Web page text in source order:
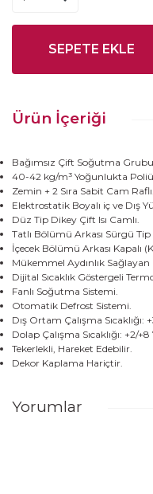
SEPETE EKLE
Ürün İçeriği
Bağımsız Çift Soğutma Grubu
40-42 kg/m³ Yoğunlukta
Zemin + 2 Sıra Sabit Cam Raflı.
Elektrostatik Boyalı iç ve Dış
Düz Tip Dikey Çift Isı Camlı.
Tatlı Bölümü Arkası Sürgü
İçecek Bölümü Arkası Kapalı
Mükemmel Aydınlık
Dijital Sıcaklık Göstergeli
Fanlı Soğutma Sistemi.
Otomatik Defrost Sistemi.
Dış Ortam Çalışma Sıcaklığı:
Dolap Çalışma Sıcaklığı: +2/+8
Tekerlekli, Hareket Edebilir.
Dekor Kaplama Hariçtir.
Yorumlar